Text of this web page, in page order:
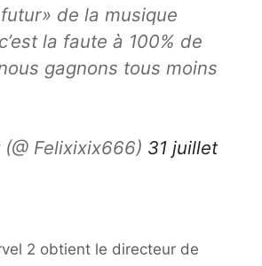
de la musique
la faute à 100% de
gagnons tous moins
Felixixix666) 31 juillet
2 obtient le directeur de